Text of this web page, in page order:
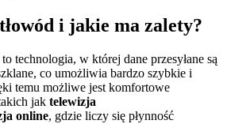
i jakie ma zalety?
technologia, w której dane przesyłane są
co umożliwia bardzo szybkie i
temu możliwe jest komfortowe
jak telewizja
online, gdzie liczy się płynność